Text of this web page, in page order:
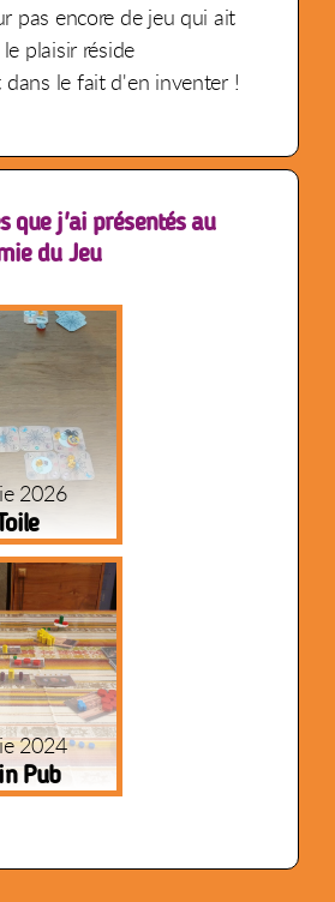
pas encore de jeu qui ait
plaisir réside
dans le fait d'en inventer !
que j'ai présentés au
du Jeu
2026
2024
Pub